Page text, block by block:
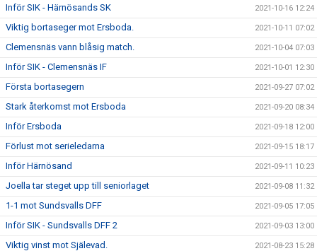
Inför SIK - Härnösands SK 2021-10-16 12:24
Viktig bortaseger mot Ersboda. 2021-10-11 07:02
Clemensnäs vann blåsig match. 2021-10-04 07:03
Inför SIK - Clemensnäs IF 2021-10-01 12:30
Första bortasegern 2021-09-27 07:02
Stark återkomst mot Ersboda 2021-09-20 08:34
Inför Ersboda 2021-09-18 12:00
Förlust mot serieledarna 2021-09-15 18:17
Inför Härnösand 2021-09-11 10:23
Joella tar steget upp till seniorlaget 2021-09-08 11:32
1-1 mot Sundsvalls DFF 2021-09-05 17:05
Inför SIK - Sundsvalls DFF 2 2021-09-03 13:00
Viktig vinst mot Själevad. 2021-08-23 15:28